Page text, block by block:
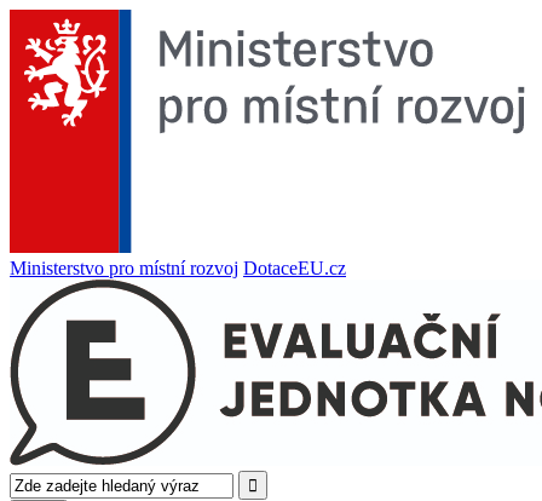
Ministerstvo pro místní rozvoj DotaceEU.cz